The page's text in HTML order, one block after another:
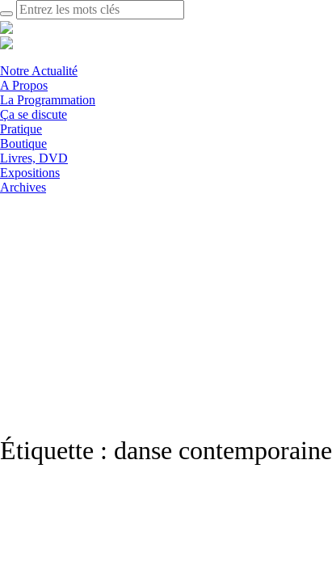
Notre Actualité
A Propos
La Programmation
Ça se discute
Pratique
Boutique
Livres, DVD
Expositions
Archives
Étiquette : danse contemporaine